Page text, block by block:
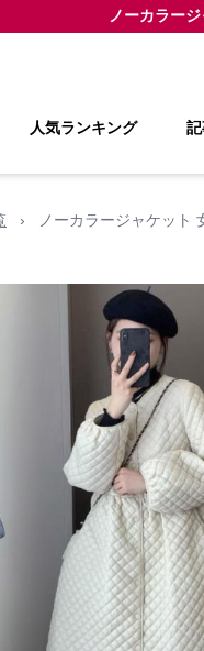
ノーカラー
人気ランキング
› ノーカラージャケット